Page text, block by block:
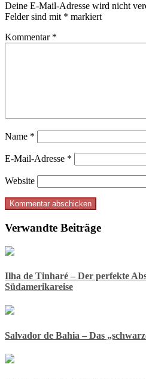
Deine E-Mail-Adresse wird nicht
Felder sind mit * markiert
Kommentar *
Name *
E-Mail-Adresse *
Website
Verwandte Beiträge
Ilha de Tinharé – Der perfekte
Südamerikareise
Salvador de Bahia – Das